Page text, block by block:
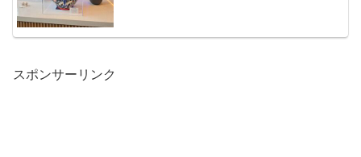
スポンサーリンク